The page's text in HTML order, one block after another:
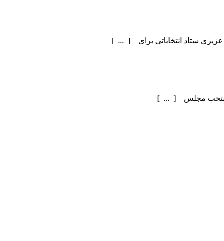
عزیزی ستاد انتخاباتی برای [ ... ]
منتخب مجلس [ ... ]